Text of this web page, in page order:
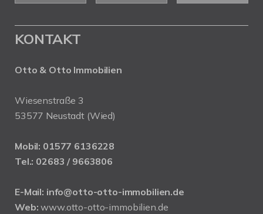
KONTAKT
Otto & Otto Immobilien
Wiesenstraße 3
53577 Neustadt (Wied)
Mobil: 01577 6136228
Tel.: 02683 / 9663806
E-Mail: info@otto-otto-immobilien.de
Web: www.otto-otto-immobilien.de